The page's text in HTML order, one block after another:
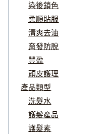
染後鎖色
柔順貼服
清爽去油
育發防脫
豐盈
頭皮護理
產品類型
洗髮水
護髮產品
護髮素